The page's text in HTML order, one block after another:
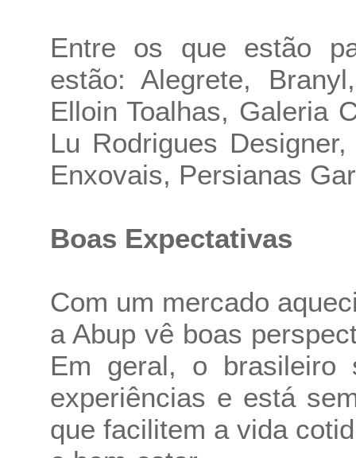
Entre os que estão
estão: Alegrete,
Elloin Toalhas, Galeria
Lu Rodrigues
Enxovais, Persianas
Boas Expectativas
Com um mercado
a Abup vê boas
Em geral, o brasileiro
experiências e está
que facilitem a vida